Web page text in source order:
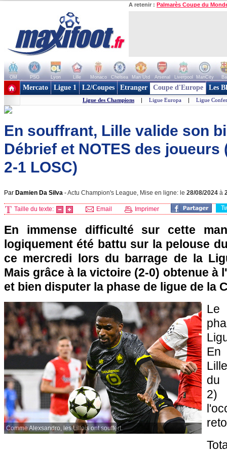
A retenir : Palmarès Coupe du
OM PSG Lyon Lille Monaco Chelsea Man Utd Arsenal Liverpool ManCity
+ de clubs
Mercato Ligue 1 L2/Coupes Etranger Coupe d'Europe Les
Ligue des Champions | Ligue Europa | Ligue
En souffrant, Lille valide son
Débrief et NOTES des joueurs
2-1 LOSC)
Par Damien Da Silva -Actu Champion's League, Mise en ligne: le 28/08/2024 à
Taille du texte: Email Imprimer
En immense difficulté sur cette
logiquement été battu sur la pelouse
ce mercredi lors du barrage de la
Mais grâce à la victoire (2-0) obtenue à
et bien disputer la phase de ligue de la
Comme Alexsandro, les Lillois ont souffert.
Le
En
du
2)